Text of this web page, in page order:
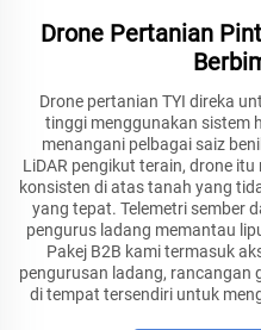
Drone Pertanian
Drone pertanian TYI direka
tinggi menggunakan sistem
menangani pelbagai saiz
LiDAR pengikut terain, drone
konsisten di atas tanah yang
yang tepat. Telemetri sember
pengurus ladang memantau
Pakej B2B kami termasuk
pengurusan ladang, rancangan
di tempat tersendiri untuk